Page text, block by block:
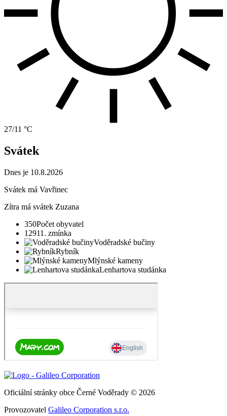
27/11 °C
Svátek
Dnes je 10.8.2026
Svátek má Vavřinec
Zítra má svátek Zuzana
350Počet obyvatel
12911. zmínka
Voděradské bučiny
Rybník
Mlýnské kameny
Lenhartova studánka
Oficiální stránky obce Černé Voděrady © 2026
Provozovatel Galileo Corporation s.r.o.